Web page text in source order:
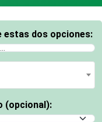
estas dos opciones:
(opcional):